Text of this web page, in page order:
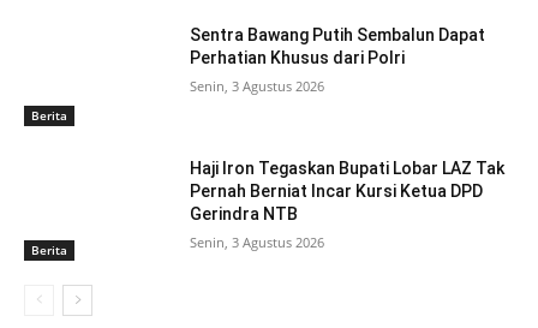
Berita
Sentra Bawang Putih Sembalun Dapat
Perhatian Khusus dari Polri
Senin, 3 Agustus 2026
Berita
Haji Iron Tegaskan Bupati Lobar LAZ Tak
Pernah Berniat Incar Kursi Ketua DPD
Gerindra NTB
Senin, 3 Agustus 2026